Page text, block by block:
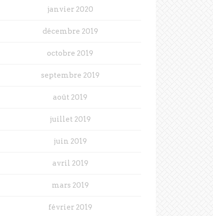
janvier 2020
décembre 2019
octobre 2019
septembre 2019
août 2019
juillet 2019
juin 2019
avril 2019
mars 2019
février 2019